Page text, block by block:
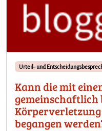
Urteil- und
Kann die mit
gemeinschaftlich
begangen